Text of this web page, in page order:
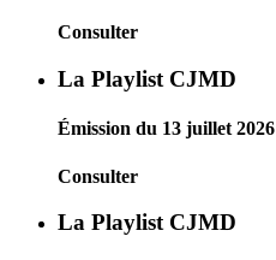
Consulter
La Playlist CJMD
Émission du 13 juillet 2026
Consulter
La Playlist CJMD